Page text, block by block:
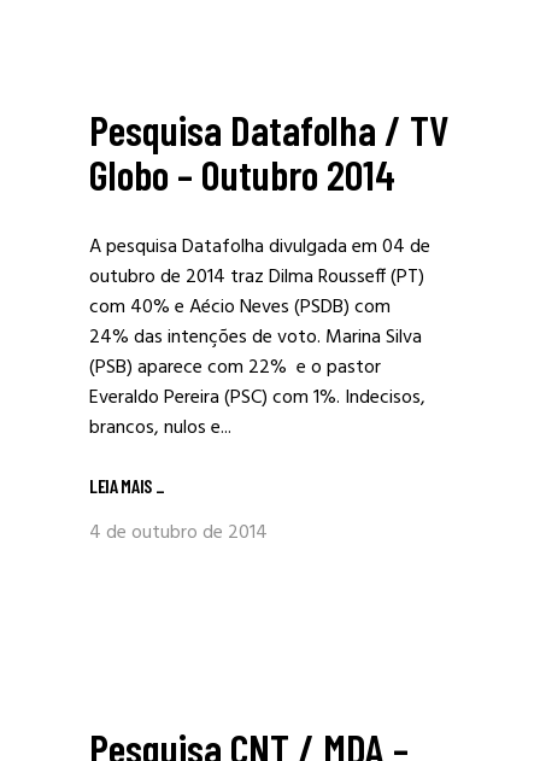
Pesquisa Datafolha / TV
Globo – Outubro 2014
A pesquisa Datafolha divulgada em 04 de
outubro de 2014 traz Dilma Rousseff (PT)
com 40% e Aécio Neves (PSDB) com
24% das intenções de voto. Marina Silva
(PSB) aparece com 22% e o pastor
Everaldo Pereira (PSC) com 1%. Indecisos,
brancos, nulos e...
LEIA MAIS _
4 de outubro de 2014
Pesquisa CNT / MDA –